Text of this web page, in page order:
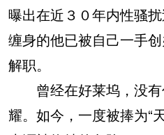
曝出在近３０年内性骚
缠身的他已被自己一手
解职。
曾经在好莱坞，没有
耀。如今，一度被捧为“